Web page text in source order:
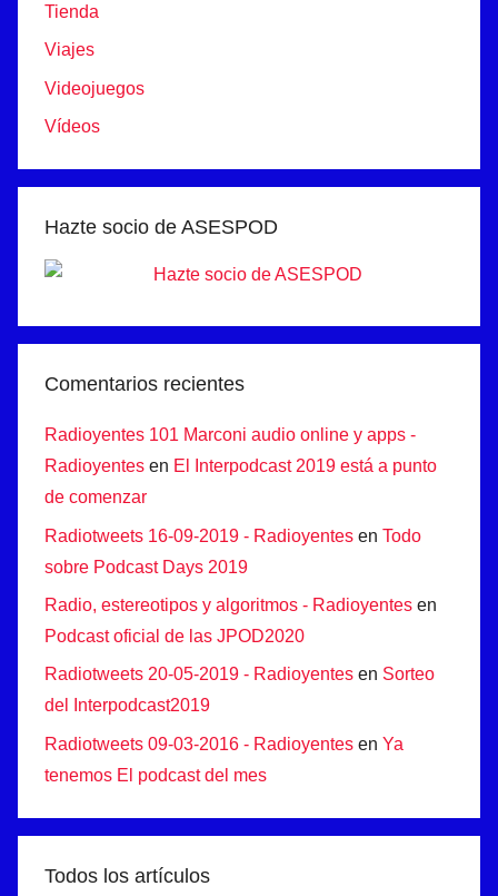
Tienda
Viajes
Videojuegos
Vídeos
Hazte socio de ASESPOD
Comentarios recientes
Radioyentes 101 Marconi audio online y apps -
Radioyentes en El Interpodcast 2019 está a punto
de comenzar
Radiotweets 16-09-2019 - Radioyentes en Todo
sobre Podcast Days 2019
Radio, estereotipos y algoritmos - Radioyentes en
Podcast oficial de las JPOD2020
Radiotweets 20-05-2019 - Radioyentes en Sorteo
del Interpodcast2019
Radiotweets 09-03-2016 - Radioyentes en Ya
tenemos El podcast del mes
Todos los artículos